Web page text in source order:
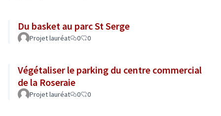
Du basket au parc St Serge
Projet lauréat 0 0
Végétaliser le parking du centre commercial
de la Roseraie
Projet lauréat 0 0